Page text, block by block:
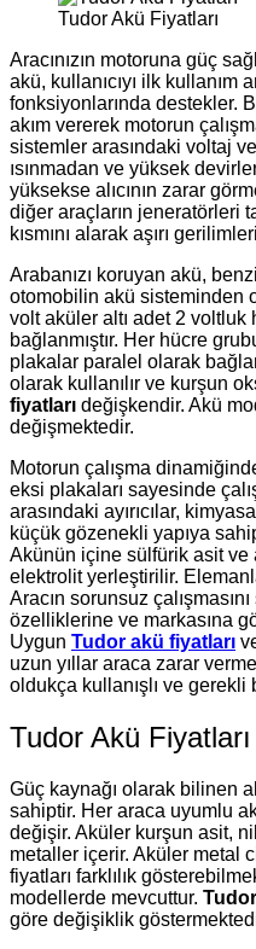
Tudor Akü Fiyatları
Aracınızın motoruna güç
akü, kullanıcıyı ilk kullanım
fonksiyonlarında destekler.
akım vererek motorun
sistemler arasındaki voltaj ve
ısınmadan ve yüksek
yüksekse alıcının zarar
diğer araçların jeneratörleri
kısmını alarak aşırı
Arabanızı koruyan akü,
otomobilin akü sisteminden
volt aküler altı adet 2
bağlanmıştır. Her hücre
plakalar paralel olarak
olarak kullanılır ve kurşun
fiyatları değişkendir. Akü
değişmektedir.
Motorun çalışma
eksi plakaları sayesinde
arasındaki ayırıcılar,
küçük gözenekli yapıya
Akünün içine sülfürik asit ve
elektrolit yerleştirilir.
Aracın sorunsuz
özelliklerine ve markasına
Uygun Tudor akü fiyatları
uzun yıllar araca zarar
oldukça kullanışlı ve gerekli
Tudor Akü Fiyatları
Güç kaynağı olarak bilinen
sahiptir. Her araca uyumlu
değişir. Aküler kurşun asit,
metaller içerir. Aküler metal
fiyatları farklılık
modellerde mevcuttur.
göre değişiklik